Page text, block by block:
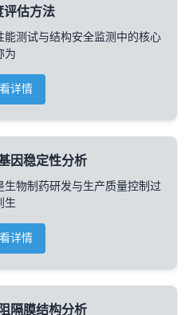
评估方法
测试与结构安全监测中的核心
为
详情
因稳定性分析
物制药研发与生产质量控制过
生
详情
隔膜结构分析